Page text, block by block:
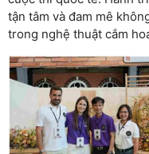
tận tâm và đam mê
trong nghệ thuật cắm